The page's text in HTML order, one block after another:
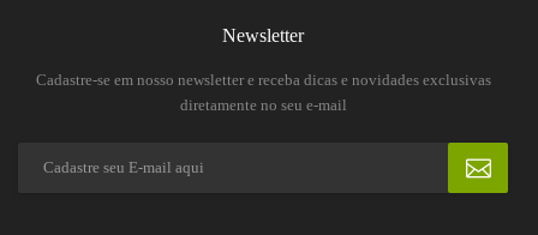
Newsletter
Cadastre-se em nosso newsletter e receba dicas e novidades exclusivas
diretamente no seu e-mail